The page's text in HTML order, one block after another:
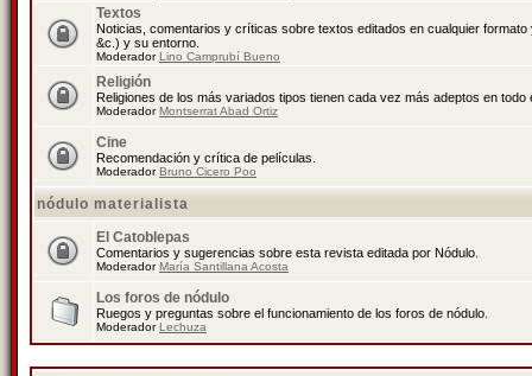
Textos
Noticias, comentarios y críticas sobre textos editados en cualquier
&c.) y su entorno.
ModeradorLino Camprubí Bueno
Religión
Religiones de los más variados tipos tienen cada vez más adeptos en todo
ModeradorMontserrat Abad Ortiz
Cine
Recomendación y crítica de películas.
ModeradorBruno Cicero Poo
nódulo materialista
El Catoblepas
Comentarios y sugerencias sobre esta revista editada por Nódulo.
ModeradorMaría Santillana Acosta
Los foros de nódulo
Ruegos y preguntas sobre el funcionamiento de los foros de nódulo.
ModeradorLechuza